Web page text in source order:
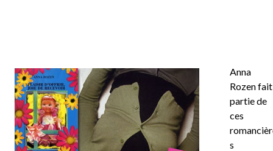
Anna
Rozen fait
partie de
ces
s